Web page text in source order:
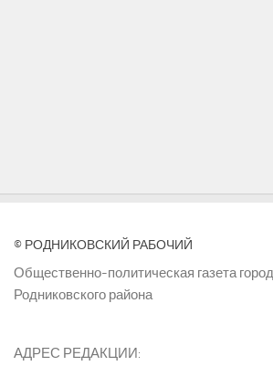
© РОДНИКОВСКИЙ РАБОЧИЙ
Общественно-политическая газета
Родниковского района
АДРЕС РЕДАКЦИИ: